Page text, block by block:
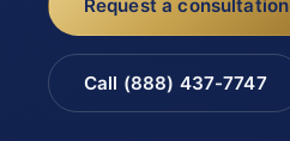
Request a consultation
Call (888) 437-7747